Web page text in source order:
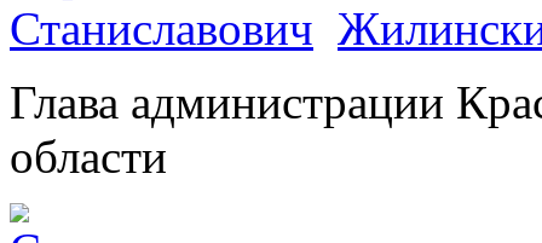
Глава администрации
области